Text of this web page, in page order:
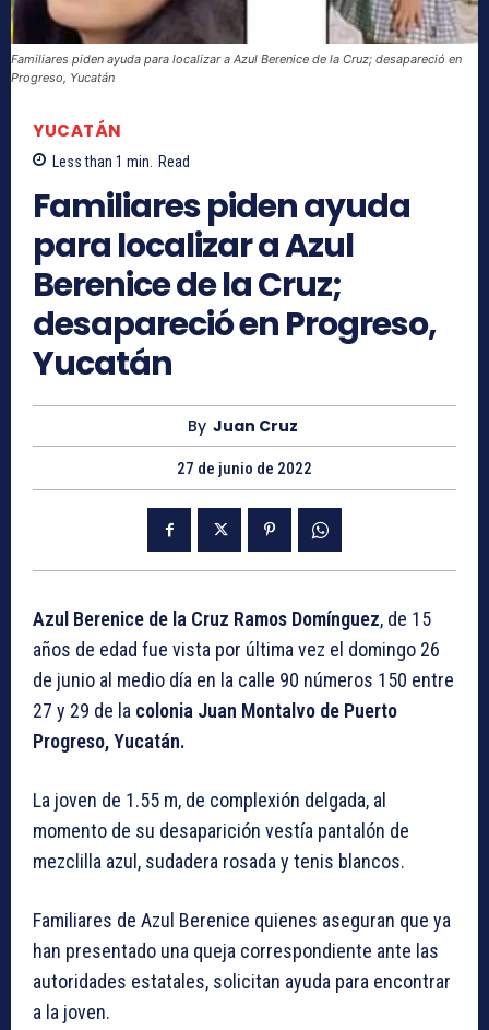
Familiares piden ayuda para localizar a Azul Berenice de la Cruz; desapareció en
Progreso, Yucatán
YUCATÁN
Less than 1 min. Read
Familiares piden ayuda
para localizar a Azul
Berenice de la Cruz;
desapareció en Progreso,
Yucatán
By Juan Cruz
27 de junio de 2022
Azul Berenice de la Cruz Ramos Domínguez, de 15
años de edad fue vista por última vez el domingo 26
de junio al medio día en la calle 90 números 150 entre
27 y 29 de la colonia Juan Montalvo de Puerto
Progreso, Yucatán.
La joven de 1.55 m, de complexión delgada, al
momento de su desaparición vestía pantalón de
mezclilla azul, sudadera rosada y tenis blancos.
Familiares de Azul Berenice quienes aseguran que ya
han presentado una queja correspondiente ante las
autoridades estatales, solicitan ayuda para encontrar
a la joven.